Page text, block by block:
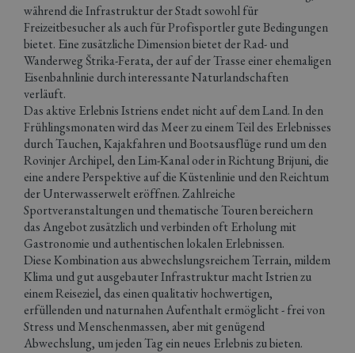
während die Infrastruktur der Stadt sowohl für
Freizeitbesucher als auch für Profisportler gute Bedingungen
bietet. Eine zusätzliche Dimension bietet der Rad- und
Wanderweg Štrika-Ferata, der auf der Trasse einer ehemaligen
Eisenbahnlinie durch interessante Naturlandschaften
verläuft.
Das aktive Erlebnis Istriens endet nicht auf dem Land. In den
Frühlingsmonaten wird das Meer zu einem Teil des Erlebnisses
durch Tauchen, Kajakfahren und Bootsausflüge rund um den
Rovinjer Archipel, den Lim-Kanal oder in Richtung Brijuni, die
eine andere Perspektive auf die Küstenlinie und den Reichtum
der Unterwasserwelt eröffnen. Zahlreiche
Sportveranstaltungen und thematische Touren bereichern
das Angebot zusätzlich und verbinden oft Erholung mit
Gastronomie und authentischen lokalen Erlebnissen.
Diese Kombination aus abwechslungsreichem Terrain, mildem
Klima und gut ausgebauter Infrastruktur macht Istrien zu
einem Reiseziel, das einen qualitativ hochwertigen,
erfüllenden und naturnahen Aufenthalt ermöglicht - frei von
Stress und Menschenmassen, aber mit genügend
Abwechslung, um jeden Tag ein neues Erlebnis zu bieten.